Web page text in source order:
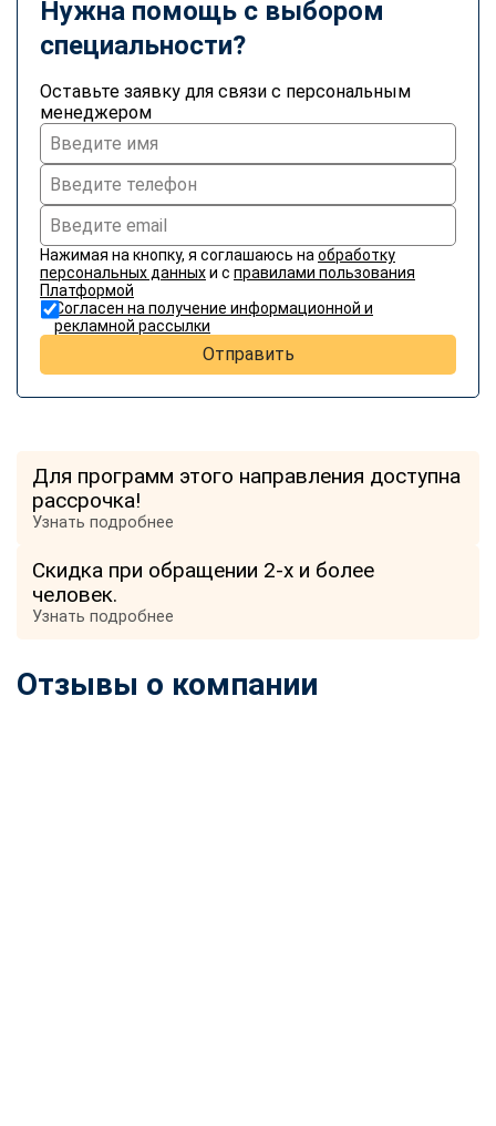
Нужна помощь с выбором
специальности?
Оставьте заявку для связи с персональным
менеджером
Нажимая на кнопку, я соглашаюсь на обработку
персональных данныхи с правилами пользования
Платформой
Согласен на получение информационной и
рекламной рассылки
Отправить
Для программ этого направления доступна
рассрочка!
Узнать подробнее
Скидка при обращении 2-х и более
человек.
Узнать подробнее
Отзывы о компании